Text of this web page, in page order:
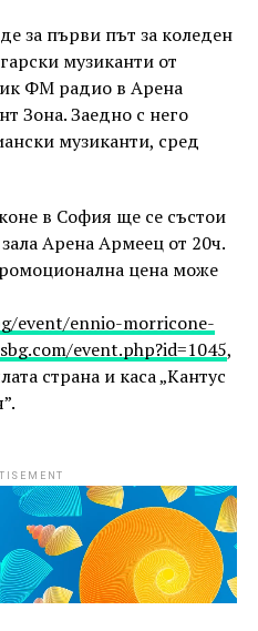
за първи път за коледен
музиканти от
ФМ радио в Арена
Зона. Заедно с него
музиканти, сред
в София ще се състои
Арена Армеец от 20ч.
цена може
event/ennio-morricone-
event.php?id=1045,
страна и каса „Кантус